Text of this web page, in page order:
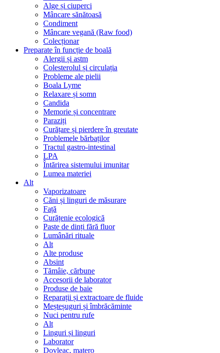
Alge și ciuperci
Mâncare sănătoasă
Condiment
Mâncare vegană (Raw food)
Colecționar
Preparate în funcție de boală
Alergii și astm
Colesterolul și circulația
Probleme ale pielii
Boala Lyme
Relaxare și somn
Candida
Memorie și concentrare
Paraziți
Curățare și pierdere în greutate
Problemele bărbaților
Tractul gastro-intestinal
LPA
Întărirea sistemului imunitar
Lumea materiei
Alt
Vaporizatoare
Căni și linguri de măsurare
Față
Curățenie ecologică
Paste de dinți fără fluor
Lumânări rituale
Alt
Alte produse
Absint
Tămâie, cărbune
Accesorii de laborator
Produse de baie
Reparații și extractoare de fluide
Meșteșuguri și îmbrăcăminte
Nuci pentru rufe
Alt
Linguri și linguri
Laborator
Dovleac, matero